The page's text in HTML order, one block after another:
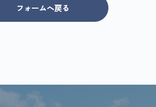
フォームへ戻る